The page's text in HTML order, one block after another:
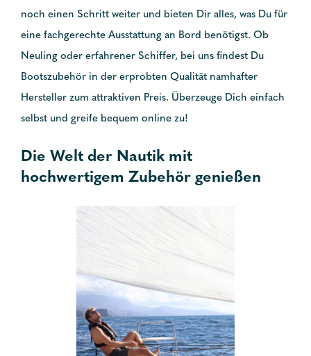
noch einen Schritt weiter und bieten Dir alles, was Du für
eine fachgerechte Ausstattung an Bord benötigst. Ob
Neuling oder erfahrener Schiffer, bei uns findest Du
Bootszubehör in der erprobten Qualität namhafter
Hersteller zum attraktiven Preis. Überzeuge Dich einfach
selbst und greife bequem online zu!
Die Welt der Nautik mit
hochwertigem Zubehör genießen